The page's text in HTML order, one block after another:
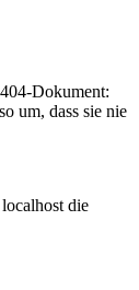
Dokument:
um, dass sie nie
die